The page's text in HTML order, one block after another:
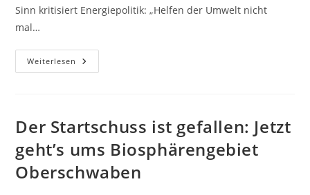
Sinn kritisiert Energiepolitik: „Helfen der Umwelt nicht
mal…
Weiterlesen Top-
Ökonom
Energiepolitik:
„Wir
Die
Deutsche
Autoindustrie“
Der Startschuss ist gefallen: Jetzt
geht’s ums Biosphärengebiet
Oberschwaben